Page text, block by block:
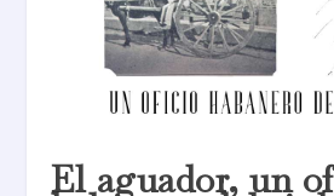
El aguador, un